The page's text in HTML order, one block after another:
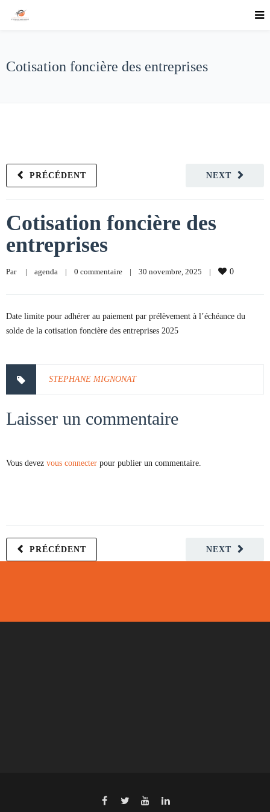
Cotisation foncière des entreprises
NEXT
PRÉCÉDENT
Cotisation foncière des
entreprises
Par | agenda | 0 commentaire | 30 novembre, 2025 | 0
Date limite pour adhérer au paiement par prélèvement à l’échéance du
solde de la cotisation foncière des entreprises 2025
STEPHANE MIGNONAT
Laisser un commentaire
Vous devez vous connecter pour publier un commentaire.
NEXT
PRÉCÉDENT